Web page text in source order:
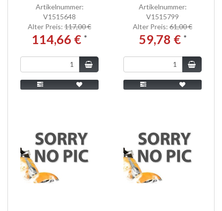
Artikelnummer:
V1515648
Alter Preis: 117,00 €
114,66 € *
Artikelnummer:
V1515799
Alter Preis: 61,00 €
59,78 € *